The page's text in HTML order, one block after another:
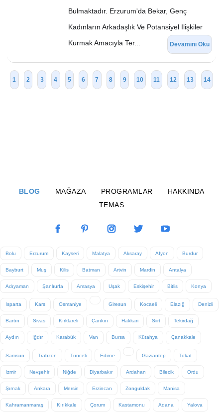
Bulmaktadır. Erzurum'da Bekar, Genç
Kadınların Arkadaşlık Ve Potansiyel Ilişkiler
Kurmak Amacıyla Ter...
Devamını Oku
1 2 3 4 5 6 7 8 9 10 11 12 13 14
BLOG MAĞAZA PROGRAMLAR
HAKKINDA
TEMAS
Bolu Erzurum Kayseri Malatya Aksaray Afyon Burdur
Bayburt Muş Kilis Batman Artvin Mardin Antalya
Adıyaman Şanlıurfa Amasya Uşak Eskişehir Bitlis Konya
Isparta Kars Osmaniye Giresun Kocaeli Elazığ Denizli
Bartın Sivas Kırklareli Çankırı Hakkari Siirt Tekirdağ
Aydın Iğdır Karabük Van Bursa Kütahya Çanakkale
Samsun Trabzon Tunceli Edirne Gaziantep Tokat
Izmir Nevşehir Niğde Diyarbakır Ardahan Bilecik Ordu
Şırnak Ankara Mersin Erzincan Zonguldak Manisa
Kahramanmaraş Kırıkkale Çorum Kastamonu Adana Yalova